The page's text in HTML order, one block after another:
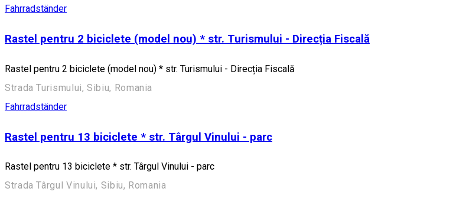
Fahrradständer
Rastel pentru 2 biciclete (model nou) * str. Turismului - Direcția Fiscală
Rastel pentru 2 biciclete (model nou) * str. Turismului - Direcția Fiscală
Strada Turismului, Sibiu, Romania
Fahrradständer
Rastel pentru 13 biciclete * str. Târgul Vinului - parc
Rastel pentru 13 biciclete * str. Târgul Vinului - parc
Strada Târgul Vinului, Sibiu, Romania